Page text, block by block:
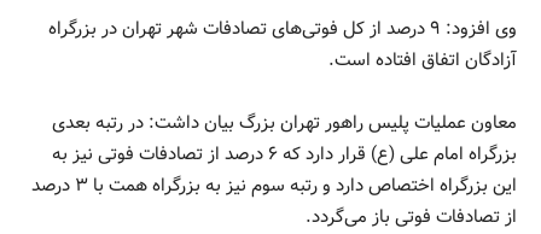
وی افزود: ۹ درصد از کل فوتی‌های تصادفات شهر تهران در بزرگراه
آزادگان اتفاق افتاده است.
معاون عملیات پلیس راهور تهران بزرگ بیان داشت: در رتبه بعدی
بزرگراه امام علی (ع) قرار دارد که ۶ درصد از تصادفات فوتی نیز به
این بزرگراه اختصاص دارد و رتبه سوم نیز به بزرگراه همت با ۳ درصد
از تصادفات فوتی باز می‌گردد.